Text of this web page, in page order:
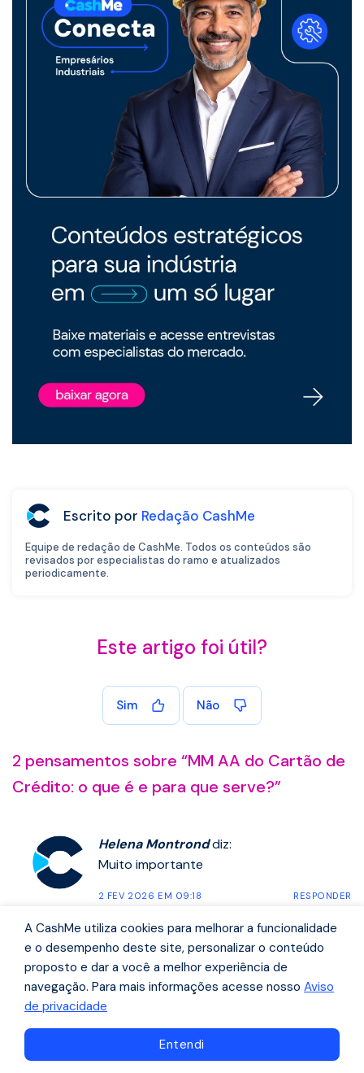
Navegue pelo conteúdo
Escrito por Redação CashMe
Equipe de redação de CashMe. Todos os conteúdos são
revisados por especialistas do ramo e atualizados
periodicamente.
Este artigo foi útil?
Sim Não
2 pensamentos sobre “MM AA do Cartão de
Crédito: o que é e para que serve?”
Helena Montrond diz:
Muito importante
2 FEV 2026 EM 09:18 RESPONDER
José Carneirodiz:
Muito bom gostei muito
23 MAR 2026 EM 15:42 RESPONDER
Comente o que você achou do artigo
Não se preocupe, o seu endereço de e-mail não será
A CashMe utiliza cookies para melhorar a funcionalidade
e o desempenho deste site, personalizar o conteúdo
proposto e dar a você a melhor experiência de
navegação. Para mais informações acesse nosso Aviso
de privacidade
Entendi